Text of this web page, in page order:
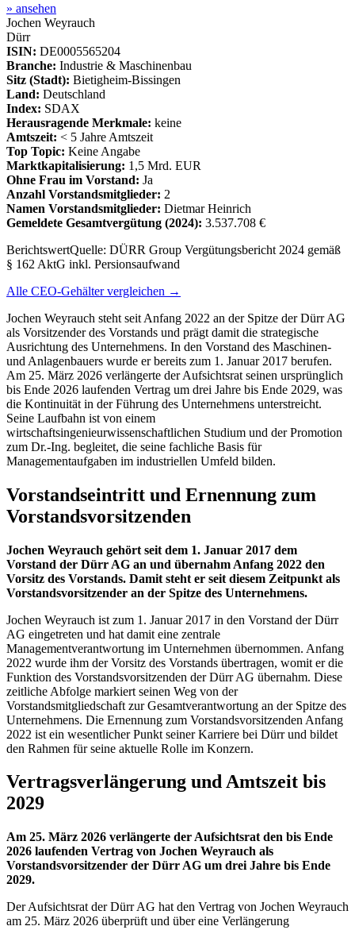
» ansehen
Jochen Weyrauch
Dürr
ISIN: DE0005565204
Branche: Industrie & Maschinenbau
Sitz (Stadt): Bietigheim-Bissingen
Land: Deutschland
Index: SDAX
Herausragende Merkmale: keine
Amtszeit: < 5 Jahre Amtszeit
Top Topic: Keine Angabe
Marktkapitalisierung: 1,5 Mrd. EUR
Ohne Frau im Vorstand: Ja
Anzahl Vorstandsmitglieder: 2
Namen Vorstandsmitglieder: Dietmar Heinrich
Gemeldete Gesamtvergütung (2024): 3.537.708 €
BerichtswertQuelle: DÜRR Group Vergütungsbericht 2024 gemäß
§ 162 AktG inkl. Persionsaufwand
Alle CEO-Gehälter vergleichen →
Jochen Weyrauch steht seit Anfang 2022 an der Spitze der Dürr AG
als Vorsitzender des Vorstands und prägt damit die strategische
Ausrichtung des Unternehmens. In den Vorstand des Maschinen-
und Anlagenbauers wurde er bereits zum 1. Januar 2017 berufen.
Am 25. März 2026 verlängerte der Aufsichtsrat seinen ursprünglich
bis Ende 2026 laufenden Vertrag um drei Jahre bis Ende 2029, was
die Kontinuität in der Führung des Unternehmens unterstreicht.
Seine Laufbahn ist von einem
wirtschaftsingenieurwissenschaftlichen Studium und der Promotion
zum Dr.-Ing. begleitet, die seine fachliche Basis für
Managementaufgaben im industriellen Umfeld bilden.
Vorstandseintritt und Ernennung zum
Vorstandsvorsitzenden
Jochen Weyrauch gehört seit dem 1. Januar 2017 dem
Vorstand der Dürr AG an und übernahm Anfang 2022 den
Vorsitz des Vorstands. Damit steht er seit diesem Zeitpunkt als
Vorstandsvorsitzender an der Spitze des Unternehmens.
Jochen Weyrauch ist zum 1. Januar 2017 in den Vorstand der Dürr
AG eingetreten und hat damit eine zentrale
Managementverantwortung im Unternehmen übernommen. Anfang
2022 wurde ihm der Vorsitz des Vorstands übertragen, womit er die
Funktion des Vorstandsvorsitzenden der Dürr AG übernahm. Diese
zeitliche Abfolge markiert seinen Weg von der
Vorstandsmitgliedschaft zur Gesamtverantwortung an der Spitze des
Unternehmens. Die Ernennung zum Vorstandsvorsitzenden Anfang
2022 ist ein wesentlicher Punkt seiner Karriere bei Dürr und bildet
den Rahmen für seine aktuelle Rolle im Konzern.
Vertragsverlängerung und Amtszeit bis
2029
Am 25. März 2026 verlängerte der Aufsichtsrat den bis Ende
2026 laufenden Vertrag von Jochen Weyrauch als
Vorstandsvorsitzender der Dürr AG um drei Jahre bis Ende
2029.
Der Aufsichtsrat der Dürr AG hat den Vertrag von Jochen Weyrauch
am 25. März 2026 überprüft und über eine Verlängerung